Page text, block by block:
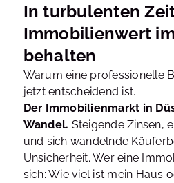
In turbulenten
Immobilienwert
behalten
Warum eine professionelle
jetzt entscheidend ist.
Der Immobilienmarkt in
Wandel. Steigende Zinsen,
und sich wandelnde
Unsicherheit. Wer eine
sich: Wie viel ist mein Haus